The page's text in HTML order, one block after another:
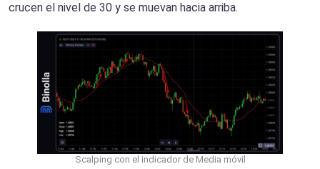
crucen el nivel de 30 y se muevan hacia arriba.
Scalping con el indicador de Media móvil